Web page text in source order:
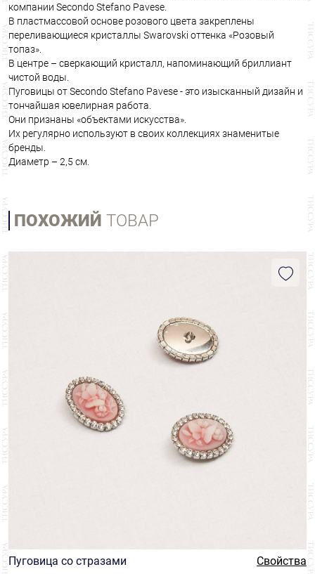
компании Secondo Stefano Pavese.
В пластмассовой основе розового цвета закреплены
переливающиеся кристаллы Swarovski оттенка «Розовый
топаз».
В центре – сверкающий кристалл, напоминающий бриллиант
чистой воды.
Пуговицы от Secondo Stefano Pavese - это изысканный дизайн и
тончайшая ювелирная работа.
Они признаны «объектами искусства».
Их регулярно используют в своих коллекциях знаменитые
бренды.
Диаметр – 2,5 см.
ПОХОЖИЙ ТОВАР
Пуговица со стразами Свойства